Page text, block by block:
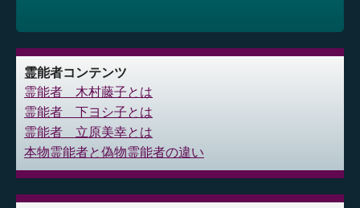
霊能者コンテンツ
霊能者 木村藤子とは
霊能者 下ヨシ子とは
霊能者 立原美幸とは
本物霊能者と偽物霊能者の違い